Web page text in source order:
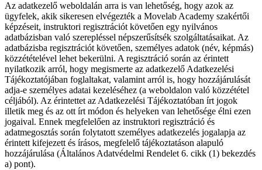
Az adatkezelő weboldalán arra is van lehetőség, hogy azok az
ügyfelek, akik sikeresen elvégezték a Movelab Academy szakértői
képzéseit, instruktori regisztrációt követően egy nyilvános
adatbázisban való szerepléssel népszerűsítsék szolgáltatásaikat. Az
adatbázisba regisztrációt követően, személyes adatok (név, képmás)
közzétételével lehet bekerülni. A regisztráció során az érintett
nyilatkozik arról, hogy megismerte az adatkezelő Adatkezelési
Tájékoztatójában foglaltakat, valamint arról is, hogy hozzájárulását
adja-e személyes adatai kezeléséhez (a weboldalon való közzététel
céljából). Az érintettet az Adatkezelési Tájékoztatóban írt jogok
illetik meg és az ott írt módon és helyeken van lehetősége élni ezen
jogaival. Ennek megfelelően az instruktori regisztráció és
adatmegosztás során folytatott személyes adatkezelés jogalapja az
érintett kifejezett és írásos, megfelelő tájékoztatáson alapuló
hozzájárulása (Általános Adatvédelmi Rendelet 6. cikk (1) bekezdés
a) pont).